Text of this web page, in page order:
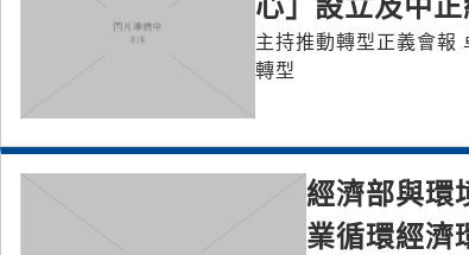
心」設立及中
主持推動轉型正義會報
轉型
經濟部與環
業循環經濟